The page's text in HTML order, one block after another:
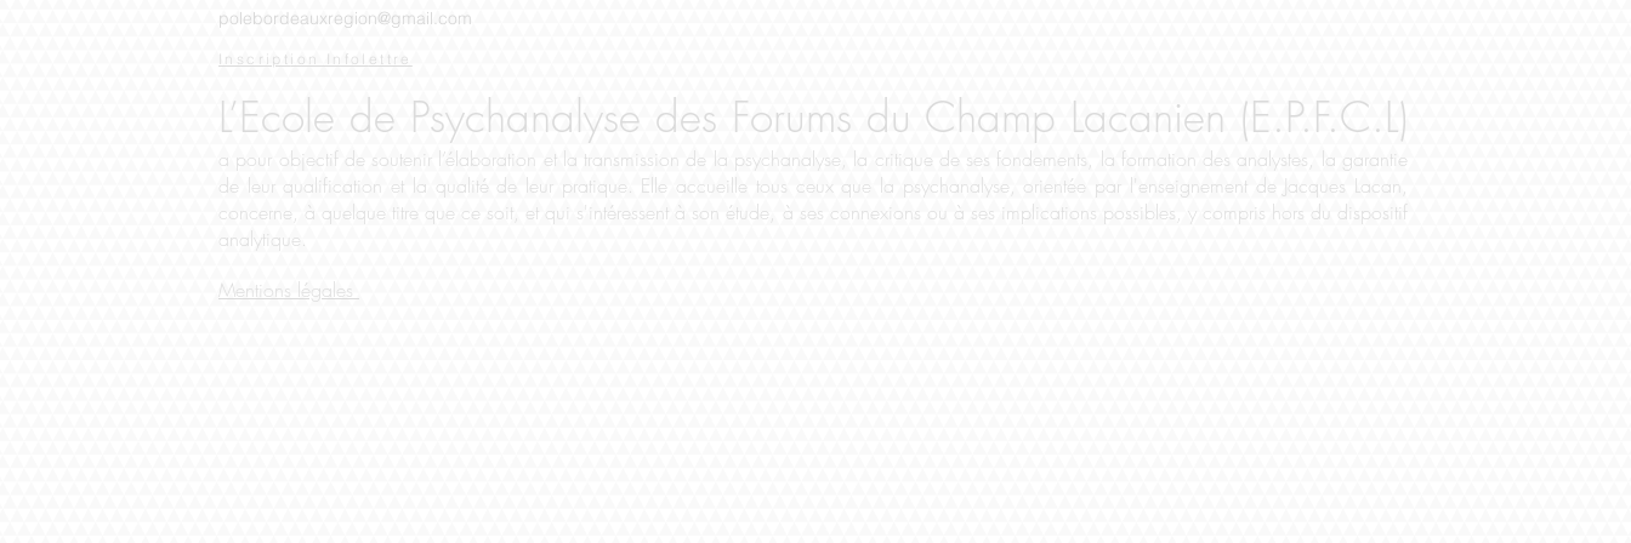
polebordeauxregion@gmail.com
Inscript ion Infol ettre
L’Ecole de Psychanalyse des Forums du Champ Lacanien (E.P.F.C.L)
a pour objectif de soutenir l’élaboration et la transmission de la psychanalyse, la critique de ses fondements, la formation des analystes, la garantie
de leur qualification et la qualité de leur pratique. Elle accueille tous ceux que la psychanalyse, orientée par l'enseignement de Jacques Lacan,
concerne, à quelque titre que ce soit, et qui s'intéressent à son étude, à ses connexions ou à ses implications possibles, y compris hors du dispositif
analytique.
Mentions légales